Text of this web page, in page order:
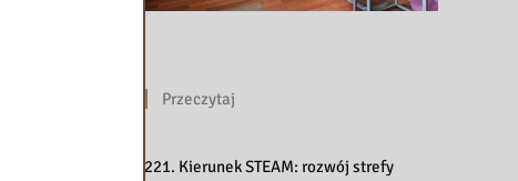
Przeczytaj
221. Kierunek STEAM: rozwój strefy